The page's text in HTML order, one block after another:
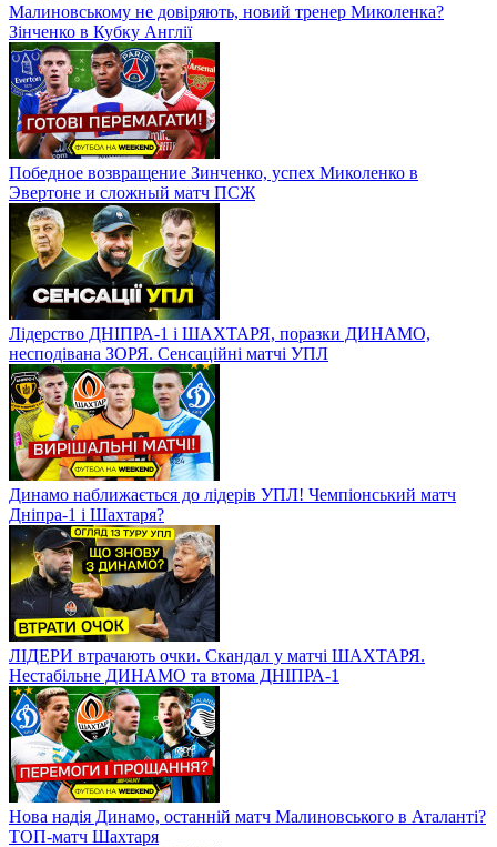
Малиновському не довіряють, новий тренер Миколенка?
Зінченко в Кубку Англії
Победное возвращение Зинченко, успех Миколенко в
Эвертоне и сложный матч ПСЖ
Лідерство ДНІПРА-1 і ШАХТАРЯ, поразки ДИНАМО,
несподівана ЗОРЯ. Сенсаційні матчі УПЛ
Динамо наближається до лідерів УПЛ! Чемпіонський матч
Дніпра-1 і Шахтаря?
ЛІДЕРИ втрачають очки. Скандал у матчі ШАХТАРЯ.
Нестабільне ДИНАМО та втома ДНІПРА-1
Нова надія Динамо, останній матч Малиновського в Аталанті?
ТОП-матч Шахтаря